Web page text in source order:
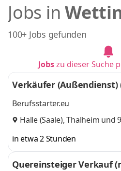
Jobs in
100+ Jobs gefunden
Jobszu dieser Suche
Verkäufer (Außendienst)
Berufsstarter.eu
Halle (Saale),Thalheim und
in etwa 2 Stunden
Quereinsteiger Verkauf